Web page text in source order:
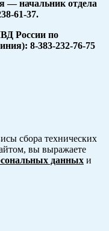
— начальник отдела
61-37.
России по
8-383-232-76-75
сбора технических
вы выражаете
данных и